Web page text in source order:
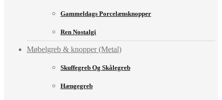
Gammeldags Porcelænsknopper
Ren Nostalgi
Møbelgreb & knopper (Metal)
Skuffegreb Og Skålegreb
Hængegreb